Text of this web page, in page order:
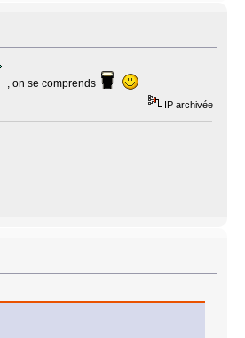
, on se comprends
IP archivée